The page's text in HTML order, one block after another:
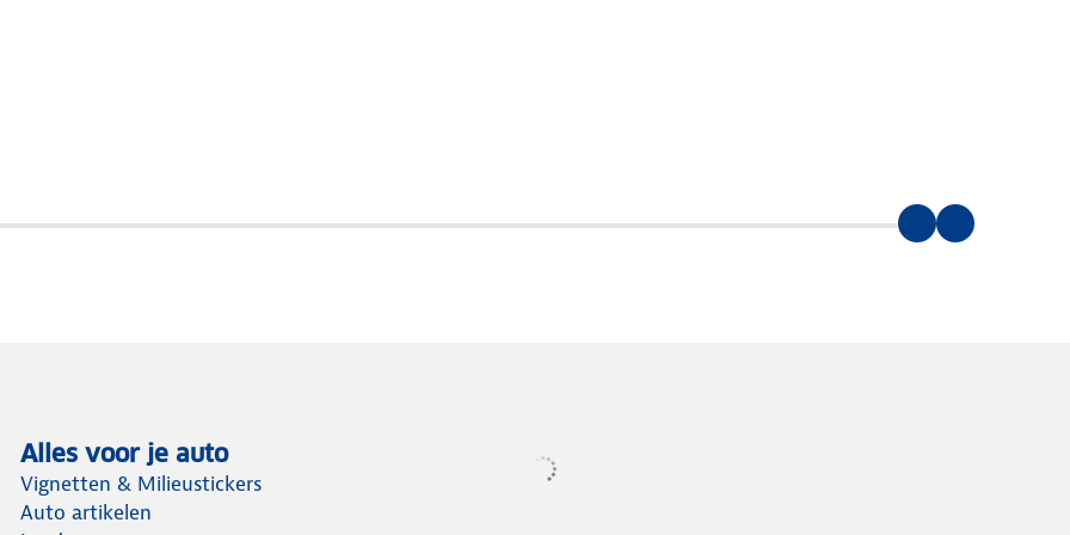
Alles voor je auto
Vignetten & Milieustickers
Auto artikelen